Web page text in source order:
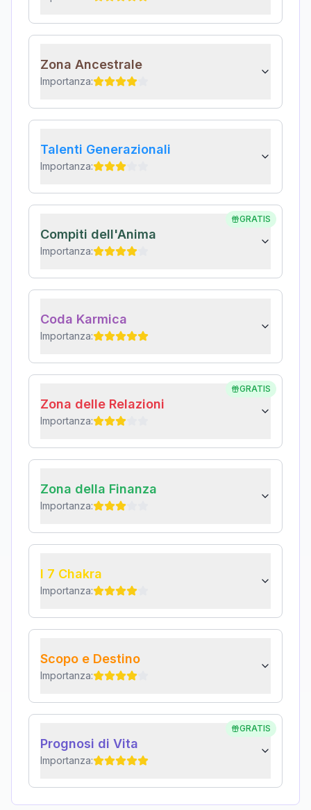
Zona Ancestrale
Importanza:
Talenti Generazionali
Importanza:
GRATIS
Compiti dell'Anima
Importanza:
Coda Karmica
Importanza:
GRATIS
Zona delle Relazioni
Importanza:
Zona della Finanza
Importanza:
I 7 Chakra
Importanza:
Scopo e Destino
Importanza:
GRATIS
Prognosi di Vita
Importanza: